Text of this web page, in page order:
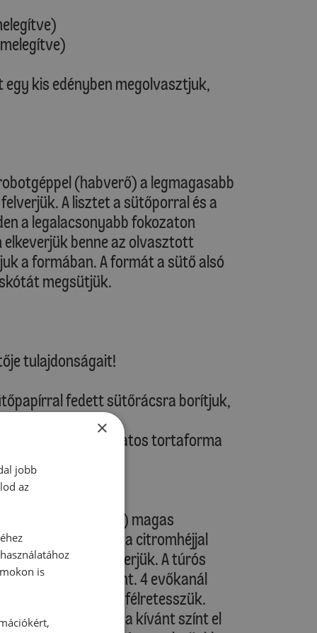
kis edényben megolvasztjuk,
(habverő) a legmagasabb
A lisztet a sütőporral és a
a legalacsonyabb fokozaton
elkeverjük benne az olvasztott
a formában. A formát a sütő alsó
megsütjük.
tulajdonságait!
fedett sütőrácsra borítjuk,
vagy a csatos tortaforma
csatoljuk.
(habverő) magas
a porcukorral és a citromhéjjal
fokozaton elkeverjük. A túrós
a tejszínt. 4 evőkanál
lezárjuk, és félretesszük.
a krémbe, míg a kívánt színt el
×
jobb
az
is